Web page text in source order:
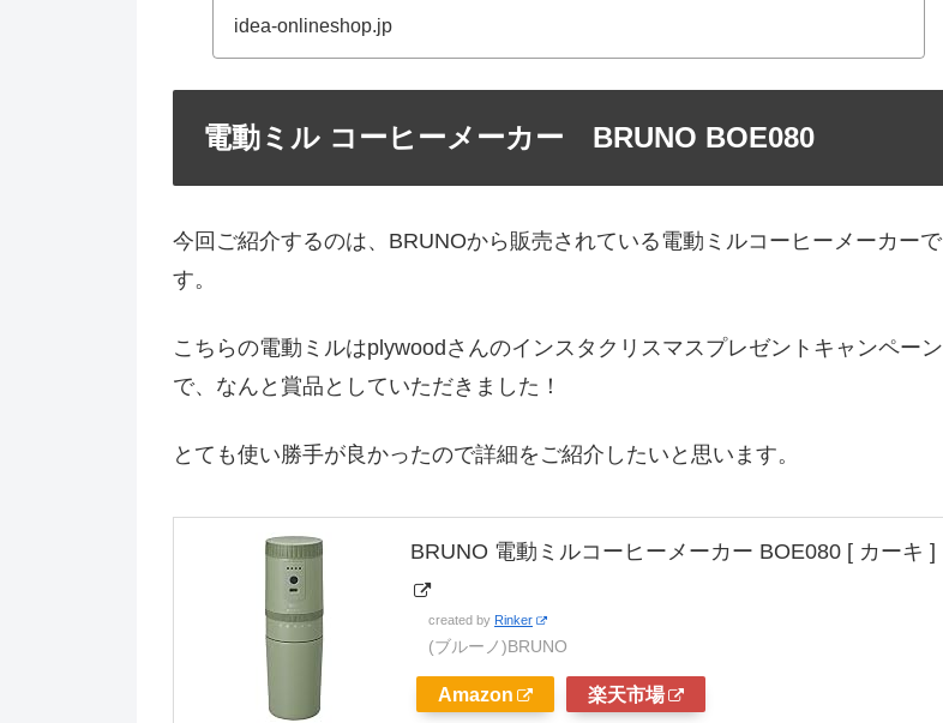
idea-onlineshop.jp
電動ミル コーヒーメーカー BRUNO BOE080
今回ご紹介するのは、BRUNOから販売されている電動ミルコーヒーメーカーで
す。
こちらの電動ミルはplywoodさんのインスタクリスマスプレゼントキャンペーン
で、なんと賞品としていただきました！
とても使い勝手が良かったので詳細をご紹介したいと思います。
BRUNO 電動ミルコーヒーメーカー BOE080 [ カーキ ]
created by Rinker
(ブルーノ)BRUNO
Amazon 楽天市場